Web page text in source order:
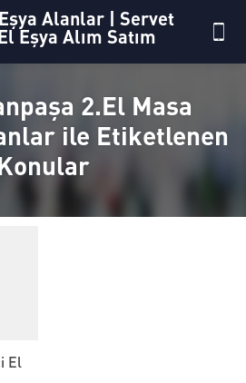
2.El Masa
ile Etiketlenen
El